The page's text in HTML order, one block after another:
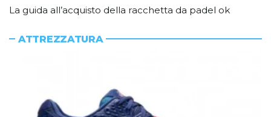
La guida all’acquisto della racchetta da padel ok
ATTREZZATURA